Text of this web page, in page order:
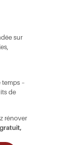
sur
–
de
rénover